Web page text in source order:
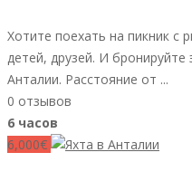
Хотите поехать на пикник с
детей, друзей. И бронируйте
Анталии. Расстояние от ...
0 отзывов
6 часов
6,000€